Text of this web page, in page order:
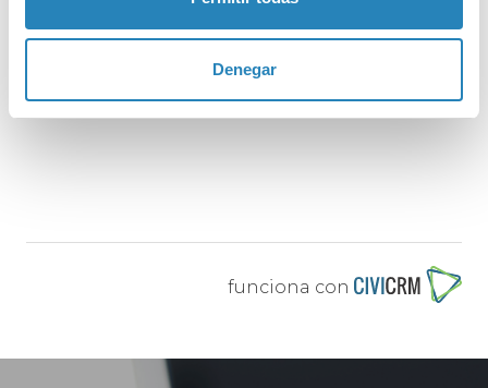
Denegar
Gandia,Valencia/València 46730
funciona con